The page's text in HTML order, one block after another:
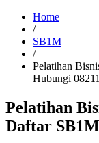
Home
/
SB1M
/
Pelatihan
Hubungi
Pelatihan
Daftar